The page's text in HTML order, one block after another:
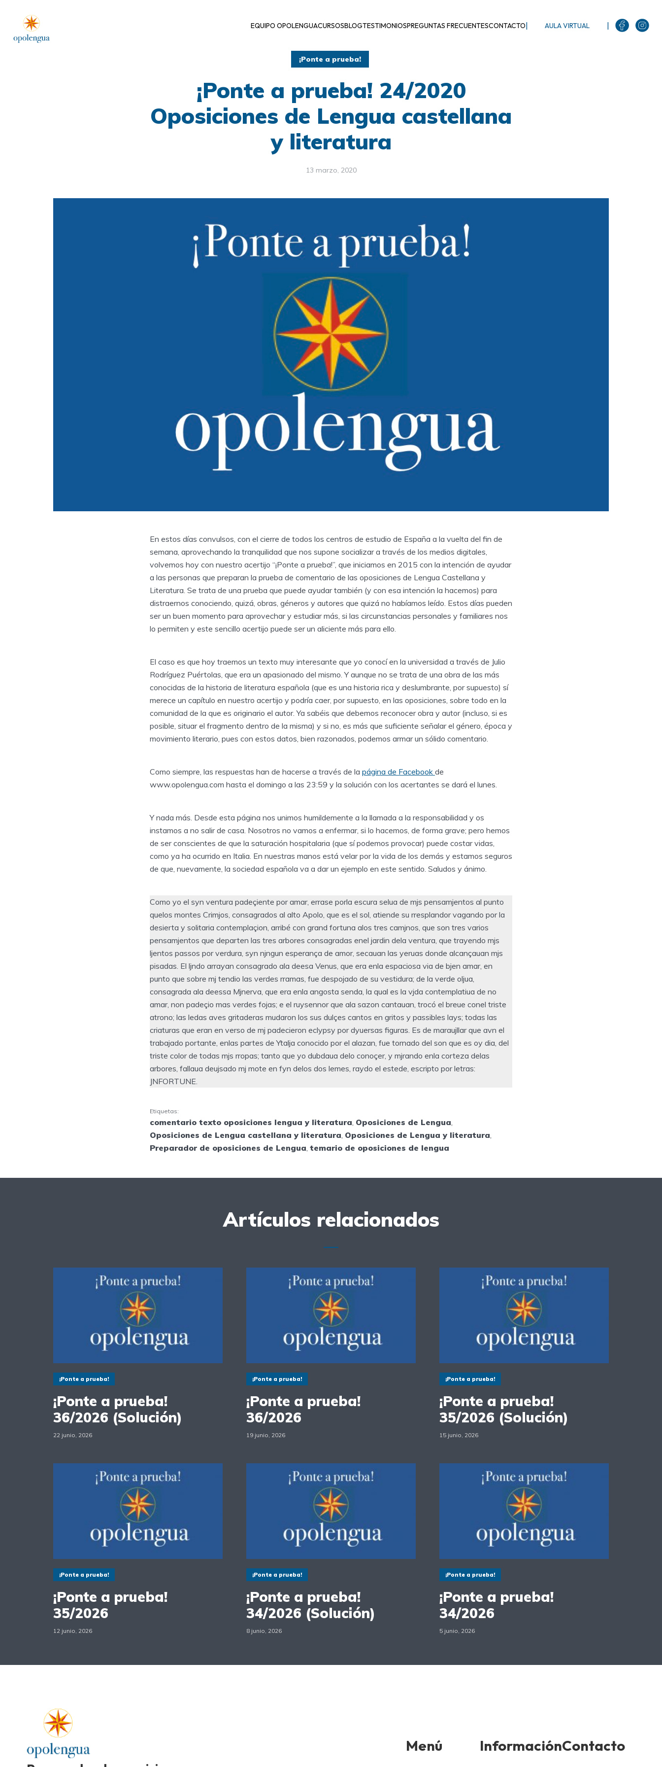
EQUIPO OPOLENGUACURSOSBLOGTESTIMONIOSPREGUNTAS FRECUENTESCONTACTO| AULA VIRTUAL |
¡Ponte a prueba!
¡Ponte a prueba! 24/2020
Oposiciones de Lengua castellana
y literatura
13 marzo, 2020
En estos días convulsos, con el cierre de todos los centros de estudio de España a la vuelta del fin de
semana, aprovechando la tranquilidad que nos supone socializar a través de los medios digitales,
volvemos hoy con nuestro acertijo “¡Ponte a prueba!”, que iniciamos en 2015 con la intención de ayudar
a las personas que preparan la prueba de comentario de las oposiciones de Lengua Castellana y
Literatura. Se trata de una prueba que puede ayudar también (y con esa intención la hacemos) para
distraernos conociendo, quizá, obras, géneros y autores que quizá no habíamos leído. Estos días pueden
ser un buen momento para aprovechar y estudiar más, si las circunstancias personales y familiares nos
lo permiten y este sencillo acertijo puede ser un aliciente más para ello.
El caso es que hoy traemos un texto muy interesante que yo conocí en la universidad a través de Julio
Rodríguez Puértolas, que era un apasionado del mismo. Y aunque no se trata de una obra de las más
conocidas de la historia de literatura española (que es una historia rica y deslumbrante, por supuesto) sí
merece un capítulo en nuestro acertijo y podría caer, por supuesto, en las oposiciones, sobre todo en la
comunidad de la que es originario el autor. Ya sabéis que debemos reconocer obra y autor (incluso, si es
posible, situar el fragmento dentro de la misma) y si no, es más que suficiente señalar el género, época y
movimiento literario, pues con estos datos, bien razonados, podemos armar un sólido comentario.
Como siempre, las respuestas han de hacerse a través de la página de Facebook de
www.opolengua.com hasta el domingo a las 23:59 y la solución con los acertantes se dará el lunes.
Y nada más. Desde esta página nos unimos humildemente a la llamada a la responsabilidad y os
instamos a no salir de casa. Nosotros no vamos a enfermar, si lo hacemos, de forma grave; pero hemos
de ser conscientes de que la saturación hospitalaria (que sí podemos provocar) puede costar vidas,
como ya ha ocurrido en Italia. En nuestras manos está velar por la vida de los demás y estamos seguros
de que, nuevamente, la sociedad española va a dar un ejemplo en este sentido. Saludos y ánimo.
Como yo el syn ventura padeçiente por amar, errase porla escura selua de mjs pensamjentos al punto
quelos montes Crimjos, consagrados al alto Apolo, que es el sol, atiende su rresplandor vagando por la
desierta y solitaria contemplaçion, arribé con grand fortuna alos tres camjnos, que son tres varios
pensamjentos que departen las tres arbores consagradas enel jardin dela ventura, que trayendo mjs
ljentos passos por verdura, syn njngun esperança de amor, secauan las yeruas donde alcançauan mjs
pisadas. El ljndo arrayan consagrado ala deesa Venus, que era enla espaciosa via de bjen amar, en
punto que sobre mj tendio las verdes rramas, fue despojado de su vestidura; de la verde oljua,
consagrada ala deessa Mjnerva, que era enla angosta senda, la qual es la vjda contemplatiua de no
amar, non padeçio mas verdes fojas; e el ruysennor que ala sazon cantauan, trocó el breue conel triste
atrono; las ledas aves gritaderas mudaron los sus dulçes cantos en gritos y passibles lays; todas las
criaturas que eran en verso de mj padecieron eclypsy por dyuersas figuras. Es de maraujllar que avn el
trabajado portante, enlas partes de Ytalja conocido por el alazan, fue tornado del son que es oy dia, del
triste color de todas mjs rropas; tanto que yo dubdaua delo conoçer, y mjrando enla corteza delas
arbores, fallaua deujsado mj mote en fyn delos dos lemes, raydo el estede, escripto por letras:
JNFORTUNE.
Etiquetas:
comentario texto oposiciones lengua y literatura, Oposiciones de Lengua,
Oposiciones de Lengua castellana y literatura, Oposiciones de Lengua y literatura,
Preparador de oposiciones de Lengua, temario de oposiciones de lengua
Artículos relacionados
¡Ponte a prueba!
¡Ponte a prueba!
36/2026 (Solución)
22 junio, 2026
¡Ponte a prueba!
¡Ponte a prueba!
36/2026
19 junio, 2026
¡Ponte a prueba!
¡Ponte a prueba!
35/2026 (Solución)
15 junio, 2026
¡Ponte a prueba!
¡Ponte a prueba!
35/2026
12 junio, 2026
¡Ponte a prueba!
¡Ponte a prueba!
34/2026 (Solución)
8 junio, 2026
¡Ponte a prueba!
¡Ponte a prueba!
34/2026
5 junio, 2026
Menú InformaciónContacto